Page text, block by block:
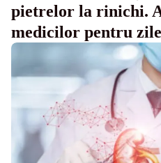
pietrelor la rinichi.
medicilor pentru